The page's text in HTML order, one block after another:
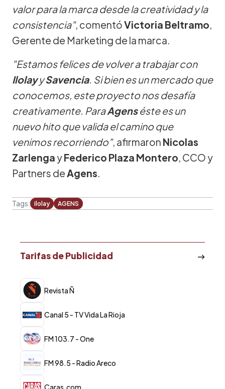
valor para la marca desde la creatividad y la
consistencia", comentóVictoria Beltramo,
Gerente de Marketing de la marca.
"Estamos felices de volver a trabajar con
IlolayySavencia. Si bien es un mercado que
conocemos, este proyecto nos desafía
creativamente. ParaAgenséste es un
nuevo hito que valida el camino que
venimos recorriendo", afirmaron Nicolas
Zarlenga yFederico Plaza Montero, CCO y
Partners de Agens.
Tags: ilolay AGENS
Tarifas de Publicidad
Revista Ñ
Canal 5 - TV Vida La Rioja
FM 103.7 - One
FM 98.5 - Radio Areco
Caras.com